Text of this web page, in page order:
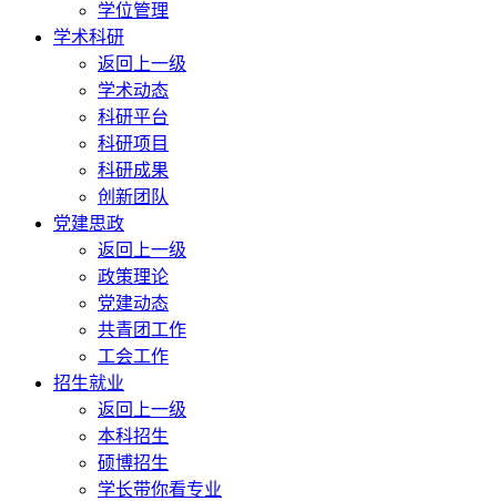
学位管理
学术科研
返回上一级
学术动态
科研平台
科研项目
科研成果
创新团队
党建思政
返回上一级
政策理论
党建动态
共青团工作
工会工作
招生就业
返回上一级
本科招生
硕博招生
学长带你看专业